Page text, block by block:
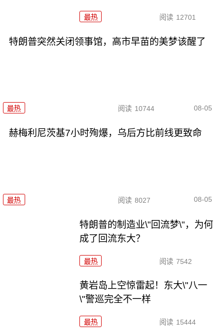
最热 阅读 12701
特朗普突然关闭领事馆，高市早苗的美梦该醒了
最热 阅读 10744 08-05
赫梅利尼茨基7小时殉爆，乌后方比前线更致命
最热 阅读 8027 08-05
特朗普的制造业\"回流梦\"，为何
成了回流东大？
最热 阅读 7542
黄岩岛上空惊雷起！东大\"八一
\"警巡完全不一样
最热 阅读 15444